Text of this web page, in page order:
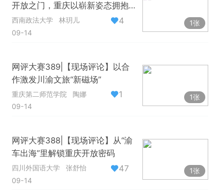
开放之门，重庆以崭新姿态拥抱
世界
西南政法大学 林玥儿 4
09-14
1张
网评大赛389|【现场评论】以合
作激发川渝文旅“新磁场”
重庆第二师范学院 陶娜 1
09-14
1张
网评大赛388|【现场评论】从“渝
车出海”里解锁重庆开放密码
四川外国语大学 张舒怡 47
09-14
1张